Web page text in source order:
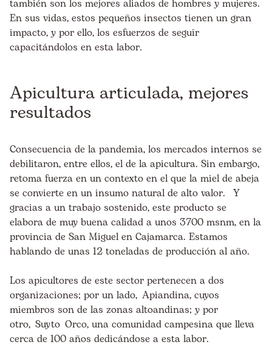
también son los mejores aliados de hombres y mujeres.
En sus vidas, estos pequeños insectos tienen un gran
impacto, y por ello, los esfuerzos de seguir
capacitándolos en esta labor.
Apicultura articulada, mejores
resultados
Consecuencia de la pandemia, los mercados internos se
debilitaron, entre ellos, el de la apicultura. Sin embargo,
retoma fuerza en un contexto en el que la miel de abeja
se convierte en un insumo natural de alto valor. Y
gracias a un trabajo sostenido, este producto se
elabora de muy buena calidad a unos 3700 msnm, en la
provincia de San Miguel en Cajamarca. Estamos
hablando de unas 12 toneladas de producción al año.
Los apicultores de este sector pertenecen a dos
organizaciones; por un lado, Apiandina, cuyos
miembros son de las zonas altoandinas; y por
otro, Suyto Orco, una comunidad campesina que lleva
cerca de 100 años dedicándose a esta labor.